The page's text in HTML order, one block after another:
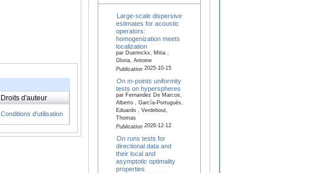
Droits d'auteur
Conditions d'utilisation
Large-scale dispersive
estimates for acoustic
operators:
homogenization meets
localization
par Duerinckx, Mitia ,
Gloria, Antoine
Publication2025-10-15
On m-points uniformity
tests on hyperspheres
par Fernandez De Marcos,
Alberto , García-Portugués,
Eduardo , Verdebout,
Thomas
Publication2026-12-12
On runs tests for
directional data and
their local and
asymptotic optimality
properties